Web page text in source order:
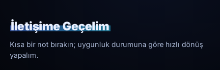
İletişime Geçelim
Kısa bir not bırakın; uygunluk durumuna göre hızlı dönüş
yapalım.